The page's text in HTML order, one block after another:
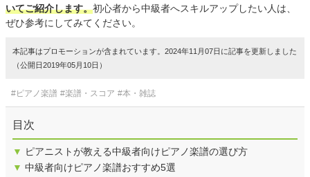
いてご紹介します。初心者から中級者へスキルアップしたい人は、
ぜひ参考にしてみてください。
本記事はプロモーションが含まれています。2024年11月07日に記事を更新しました
（公開日2019年05月10日）
#ピアノ楽譜 #楽譜・スコア #本・雑誌
目次
▼ ピアニストが教える中級者向けピアノ楽譜の選び方
▼ 中級者向けピアノ楽譜おすすめ5選